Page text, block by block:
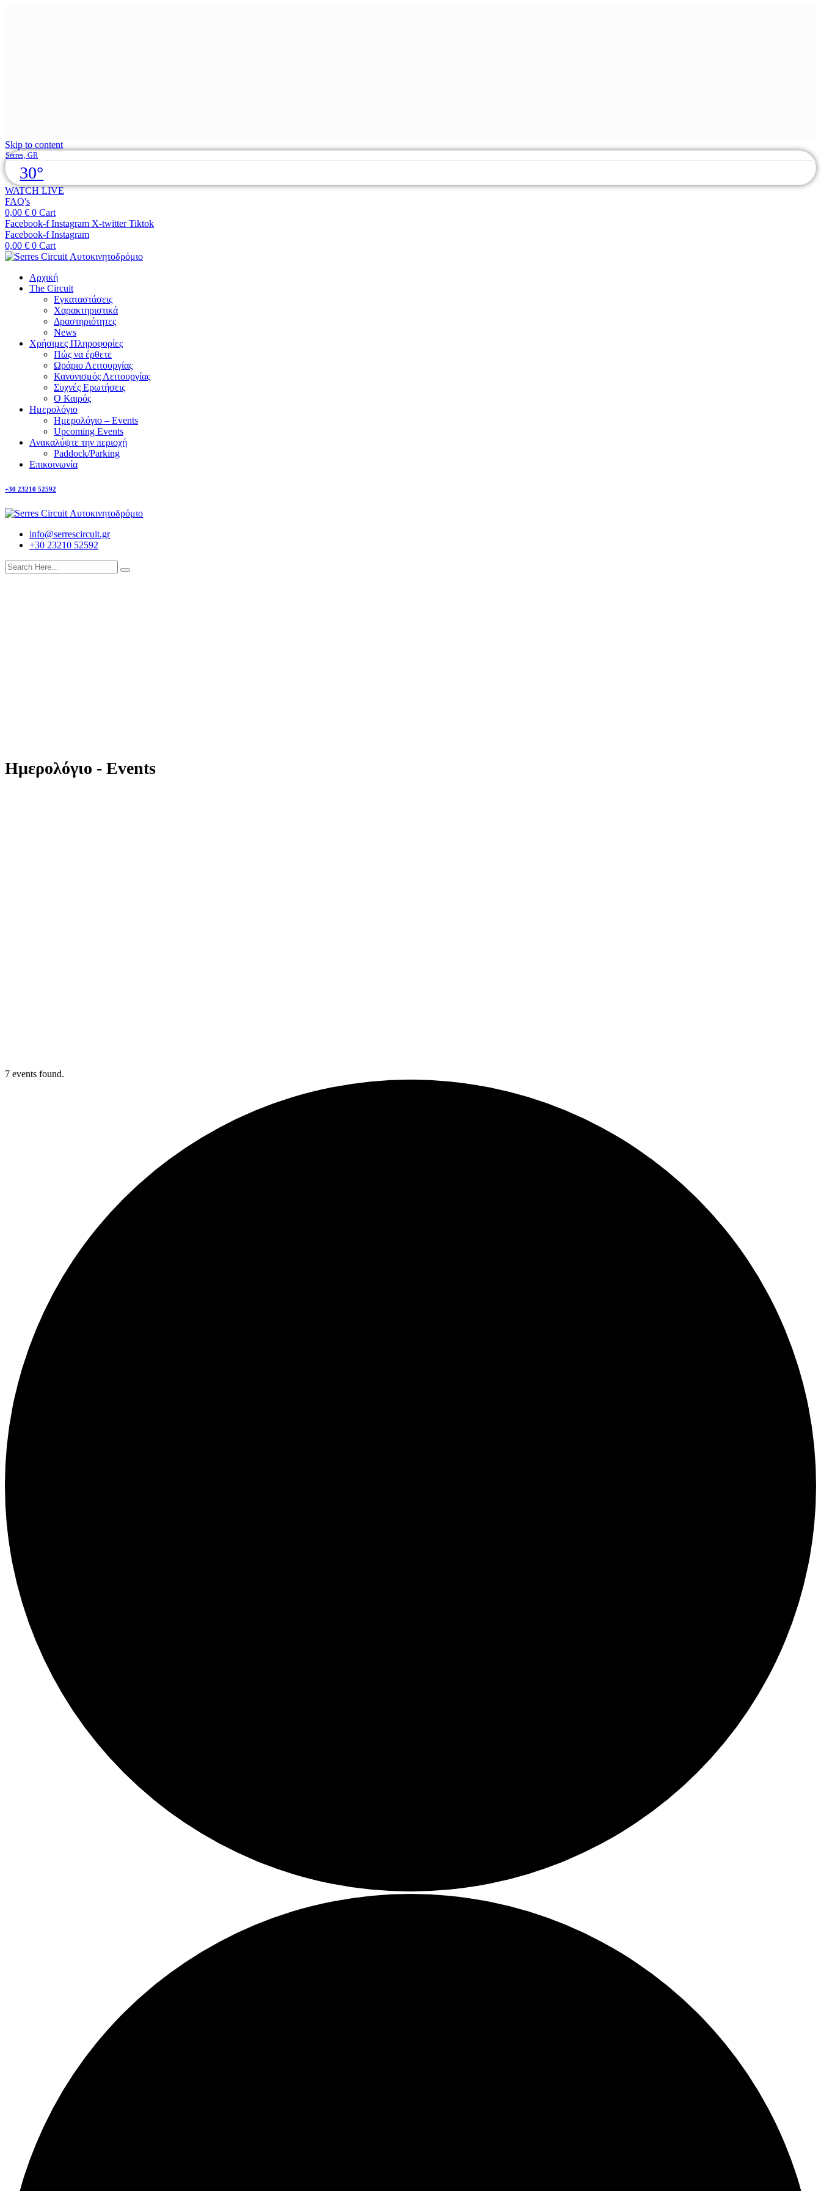
Skip to content
Serres, GR
30°
WATCH LIVE
FAQ's
0,00 € 0 Cart
Facebook-f Instagram X-twitter Tiktok
Facebook-f Instagram
0,00 € 0 Cart
Αρχική
The Circuit
Εγκαταστάσεις
Χαρακτηριστικά
Δραστηριότητες
News
Χρήσιμες Πληροφορίες
Πώς να έρθετε
Ωράριο Λειτουργίας
Κανονισμός Λειτουργίας
Συχνές Ερωτήσεις
Ο Καιρός
Ημερολόγιο
Ημερολόγιο – Events
Upcoming Events
Ανακαλύψτε την περιοχή
Paddock/Parking
Επικοινωνία
+30 23210 52592
info@serrescircuit.gr
+30 23210 52592
Ημερολόγιο - Events
7 events found.